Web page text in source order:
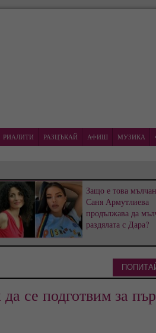
РИАЛИТИ РАЗЦЪКАЙ АФИШ МУЗИКА
Защо е това
Саня Армутлиева
продължава да
раздялата с Дара?
се подготвим за